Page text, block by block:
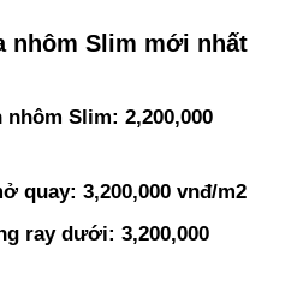
nhôm Slim mới nhất
Slim: 2,200,000
quay: 3,200,000 vnđ/m2
ray dưới: 3,200,000